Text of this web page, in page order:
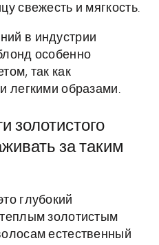
свежесть и мягкость.
в индустрии
особенно
так как
легкими образами.
золотистого
за таким
глубокий
золотистым
естественный